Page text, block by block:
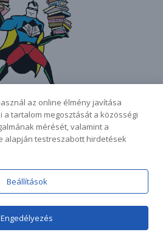
a
Search
az online élmény javítása
tartalom megosztását a közösségi
mérését, valamint a
alapján testreszabott hirdetések
Beállítások
Engedélyezés